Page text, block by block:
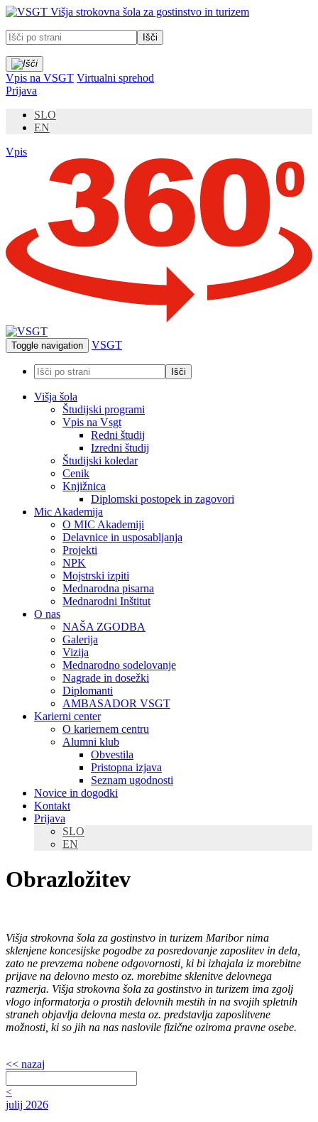
Prosimo,
upoštevajte:
To
spletno
mesto
vključuje
sistem
dostopnosti.
Višja strokovna šola za gostinstvo in turizem
Vpis na VSGT Virtualni sprehod
Prijava
SLO
EN
Vpis
Toggle navigation VSGT
Višja šola
Študijski programi
Vpis na Vsgt
Redni študij
Izredni študij
Študijski koledar
Cenik
Knjižnica
Diplomski postopek in zagovori
Mic Akademija
O MIC Akademiji
Delavnice in usposabljanja
Projekti
NPK
Mojstrski izpiti
Mednarodna pisarna
Mednarodni Inštitut
O nas
NAŠA ZGODBA
Galerija
Vizija
Mednarodno sodelovanje
Nagrade in dosežki
Diplomanti
AMBASADOR VSGT
Karierni center
O kariernem centru
Alumni klub
Obvestila
Pristopna izjava
Seznam ugodnosti
Novice in dogodki
Kontakt
Prijava
SLO
EN
Obrazložitev
Višja strokovna šola za gostinstvo in turizem Maribor nima
sklenjene koncesijske pogodbe za posredovanje zaposlitev in dela,
zato ne prevzema nobene odgovornosti, ki bi izhajala iz morebitne
prijave na delovno mesto oz. morebitne sklenitve delovnega
razmerja. Višja strokovna šola za gostinstvo in turizem ima zgolj
vlogo informatorja o prostih delovnih mestih in na svojih spletnih
straneh objavlja delovna mesta oz. predstavlja zaposlitvene
možnosti, ki so jih na nas naslovile fizične oziroma pravne osebe.
<< nazaj
<
julij 2026